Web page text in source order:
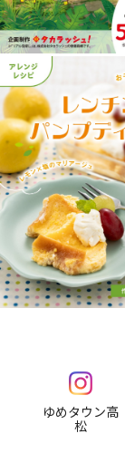
ゆめタウン高
松